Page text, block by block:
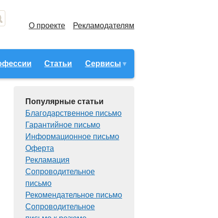
О проекте Рекламодателям
Статьи Сервисы
Популярные статьи
Благодарственное письмо
Гарантийное письмо
Информационное письмо
Оферта
Рекламация
Сопроводительное
письмо
Рекомендательное письмо
Сопроводительное